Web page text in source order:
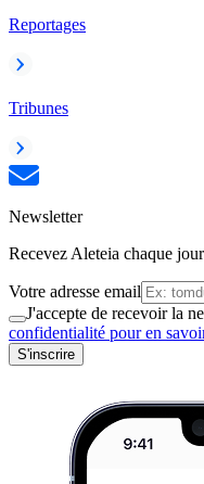
Reportages
Tribunes
Newsletter
Recevez Aleteia chaque
Votre adresse email
J'accepte de recevoir la
confidentialité pour en
S'inscrire